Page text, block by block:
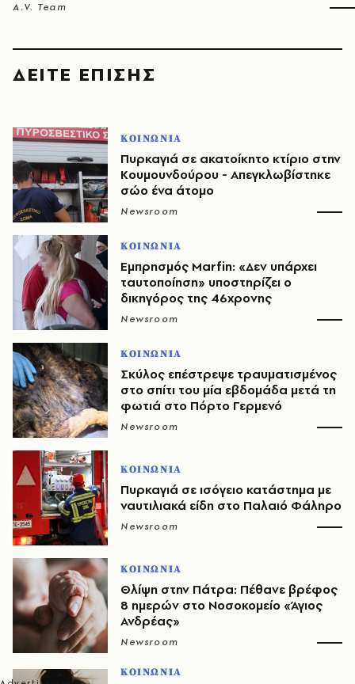
A.V. Team
ΔΕΙΤΕ ΕΠΙΣΗΣ
ΚΟΙΝΩΝΙΑ
Πυρκαγιά σε ακατοίκητο κτίριο στην
Κουμουνδούρου - Απεγκλωβίστηκε
σώο ένα άτομο
Newsroom
ΚΟΙΝΩΝΙΑ
Εμπρησμός Marfin: «Δεν υπάρχει
ταυτοποίηση» υποστηρίζει ο
δικηγόρος της 46χρονης
Newsroom
ΚΟΙΝΩΝΙΑ
Σκύλος επέστρεψε τραυματισμένος
στο σπίτι του μία εβδομάδα μετά τη
φωτιά στο Πόρτο Γερμενό
Newsroom
ΚΟΙΝΩΝΙΑ
Πυρκαγιά σε ισόγειο κατάστημα με
ναυτιλιακά είδη στο Παλαιό Φάληρο
Newsroom
ΚΟΙΝΩΝΙΑ
Θλίψη στην Πάτρα: Πέθανε βρέφος
8 ημερών στο Νοσοκομείο «Άγιος
Ανδρέας»
Newsroom
ΚΟΙΝΩΝΙΑ